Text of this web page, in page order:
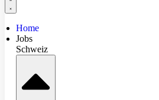
Home
Jobs
Schweiz